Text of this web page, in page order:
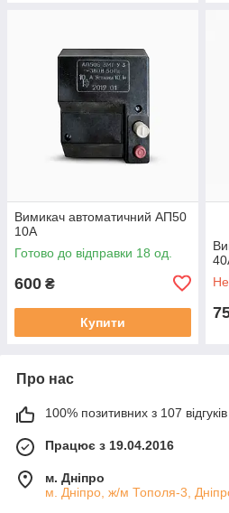
Вимикач автоматичний АП50
10А
Готово до відправки 18 од.
600 ₴
Купити
Про нас
100% позитивних з 107 відгуків
Працює з 19.04.2016
м. Дніпро
м. Дніпро, ж/м Тополя-3,